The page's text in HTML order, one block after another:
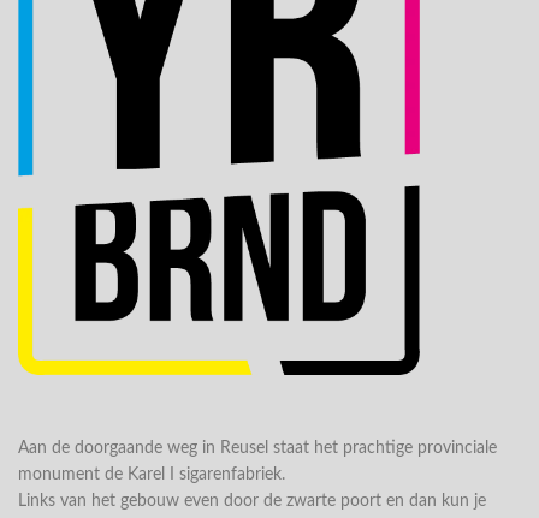
Aan de doorgaande weg in Reusel staat het prachtige provinciale
monument de Karel I sigarenfabriek.
Links van het gebouw even door de zwarte poort en dan kun je